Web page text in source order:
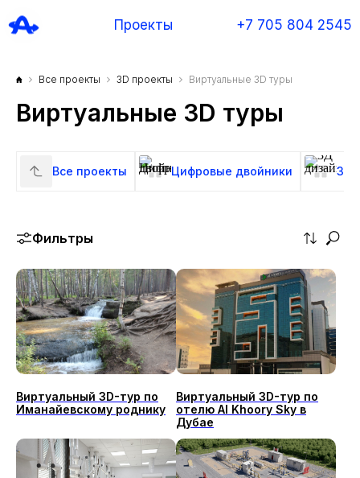
Проекты +7 705 804 2545
Все проекты 3D проекты Виртуальные 3D туры
Виртуальные 3D туры
Все проекты Цифровые двойники 3Д
Фильтры
Виртуальный 3D-тур по
Иманайевскому роднику
Виртуальный 3D-тур по
отелю Al Khoory Sky в
Дубае